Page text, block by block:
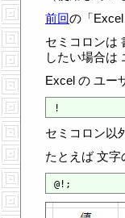
前回の「
セミコロンは
したい場合は
Excel の ユー
セミコロン以
たとえば 文字